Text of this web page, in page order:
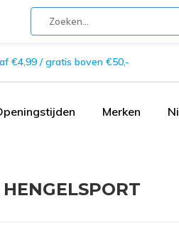
€4,99 / gratis boven €50,-
Merken